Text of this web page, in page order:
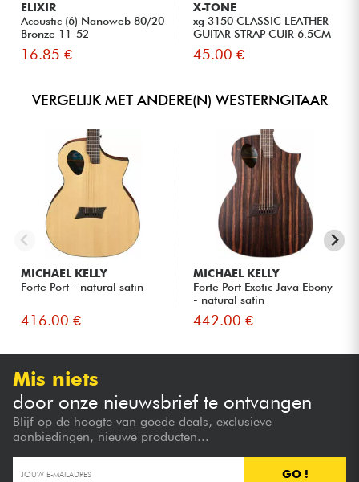
ELIXIR
Acoustic (6) Nanoweb 80/20
Bronze 11-52
16.85 €
X-TONE
xg 3150 CLASSIC LEATHER
GUITAR STRAP CUIR 6.5CM
BR...
45.00 €
VERGELIJK MET ANDERE(N) WESTERNGITAAR
MICHAEL KELLY
Forte Port - natural satin
416.00 €
MICHAEL KELLY
Forte Port Exotic Java Ebony
- natural satin
442.00 €
Mis niets
door onze nieuwsbrief te ontvangen
Blijf op de hoogte van goede deals, exclusieve
aanbiedingen, nieuwe producten...
GO !